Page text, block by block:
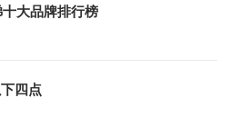
大品牌排行榜
四点